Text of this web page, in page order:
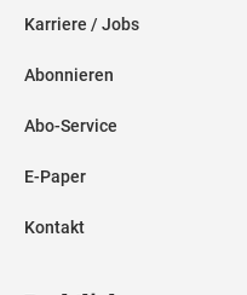
Karriere / Jobs
Abonnieren
Abo-Service
E-Paper
Kontakt